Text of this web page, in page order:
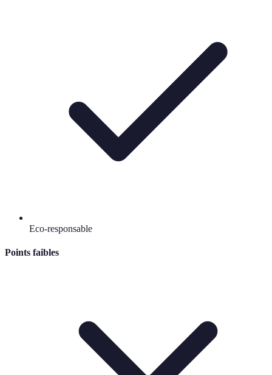
Eco-responsable
Points faibles